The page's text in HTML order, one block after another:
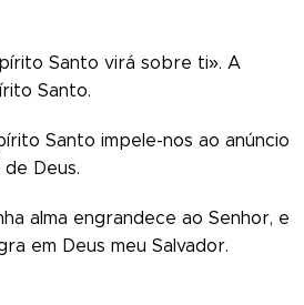
Santo virá sobre ti». A
Santo.
Santo impele-nos ao anúncio
Deus.
alma engrandece ao Senhor, e
em Deus meu Salvador.